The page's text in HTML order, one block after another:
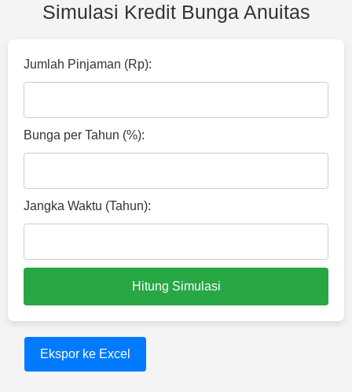
Simulasi Kredit Bunga Anuitas
Jumlah Pinjaman (Rp):
Bunga per Tahun (%):
Jangka Waktu (Tahun):
Hitung Simulasi
Ekspor ke Excel